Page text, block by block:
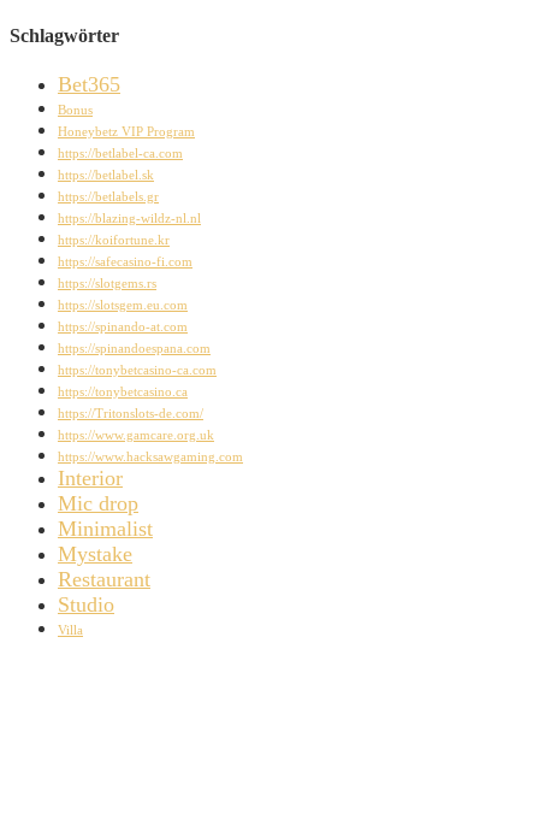
Schlagwörter
Bet365
Bonus
Honeybetz VIP Program
https://betlabel-ca.com
https://betlabel.sk
https://betlabels.gr
https://blazing-wildz-nl.nl
https://koifortune.kr
https://safecasino-fi.com
https://slotgems.rs
https://slotsgem.eu.com
https://spinando-at.com
https://spinandoespana.com
https://tonybetcasino-ca.com
https://tonybetcasino.ca
https://Tritonslots-de.com/
https://www.gamcare.org.uk
https://www.hacksawgaming.com
Interior
Mic drop
Minimalist
Mystake
Restaurant
Studio
Villa